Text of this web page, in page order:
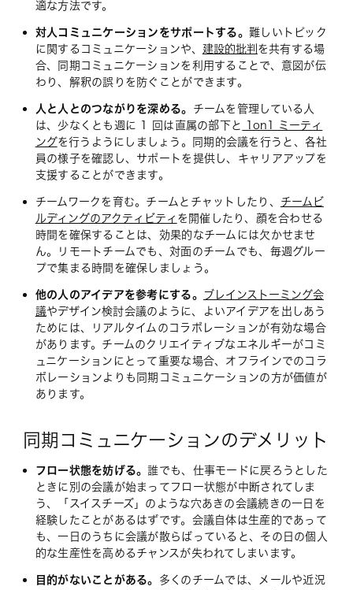
適な方法です。
対人コミュニケーションをサポートする。 難しいトピック
に関するコミュニケーションや、 建設的批判 を共有する場
合、同期コミュニケーションを利用することで、意図が伝
わり、解釈の誤りを防ぐことができます。
人と人とのつながりを深める。
チームを管理している人
は、少なくとも週に 1 回は直属の部下と
1on1 ミーティ
ングを行うようにしましょう。同期的会議を行うと、各社
員の様子を確認し、サポートを提供し、キャリアアップを
支援することができます。
チームワークを育む。チームとチャットしたり、 チームビ
ルディングのアクティビティ を開催したり、顔を合わせる
時間を確保することは、効果的なチームには欠かせませ
ん。リモートチームでも、対面のチームでも、毎週グルー
プで集まる時間を確保しましょう。
他の人のアイデアを参考にする。 ブレインストーミング会
議やデザイン検討会議のように、よいアイデアを出しあう
ためには、リアルタイムのコラボレーションが有効な場合
があります。チームのクリエイティブなエネルギーがコミ
ュニケーションにとって重要な場合、オフラインでのコラ
ボレーションよりも同期コミュニケーションの方が価値が
あります。
同期コミュニケーションのデメリット
フロー状態を妨げる。誰でも、仕事モードに戻ろうとした
ときに別の会議が始まってフロー状態が中断されてしま
う、「スイスチーズ」のような穴あきの会議続きの一日を
経験したことがあるはずです。会議自体は生産的であって
も、一日のうちに会議が散らばっていると、その日の個人
的な生産性を高めるチャンスが失われてしまいます。
目的がないことがある。 多くのチームでは、メールや近況